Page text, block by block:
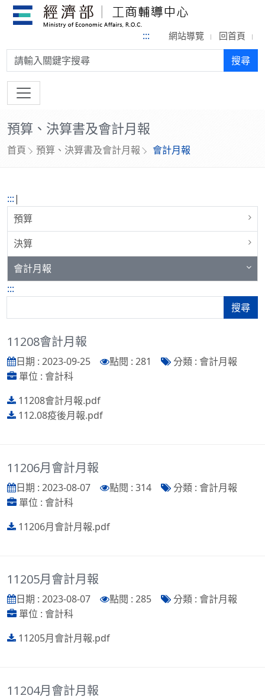
::: 網站導覽 回首頁
搜尋: 搜尋
預算、決算書及會計月報
首頁 預算、決算書及會計月報 會計月報
:::|
預算
決算
會計月報
:::
搜尋
11208會計月報
日期 : 2023-09-25 點閱 : 281
分類 : 會計月報
單位 : 會計科
11208會計月報.pdf
112.08疫後月報.pdf
11206月會計月報
日期 : 2023-08-07 點閱 : 314
分類 : 會計月報
單位 : 會計科
11206月會計月報.pdf
11205月會計月報
日期 : 2023-08-07 點閱 : 285
分類 : 會計月報
單位 : 會計科
11205月會計月報.pdf
11204月會計月報